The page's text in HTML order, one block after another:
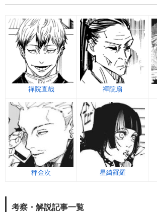
禪院直哉 禪院扇
秤金次 星綺羅羅
考察・解説記事一覧